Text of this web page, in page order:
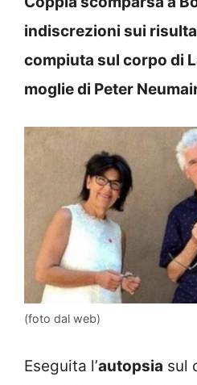
indiscrezioni sui
compiuta sul corpo di
moglie di Peter
(foto dal web)
Eseguita l’autopsia sul